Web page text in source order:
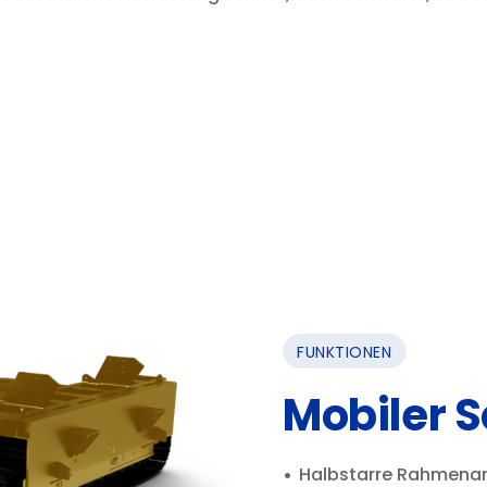
FUNKTIONEN
Mobiler
Halbstarre